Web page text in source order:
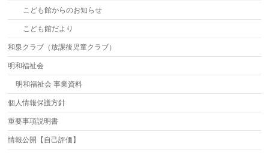
こども館からのお知らせ
こども館だより
和泉クラブ（放課後児童クラブ）
明和福祉会
明和福祉会 事業資料
個人情報保護方針
重要事項説明書
情報公開【自己評価】